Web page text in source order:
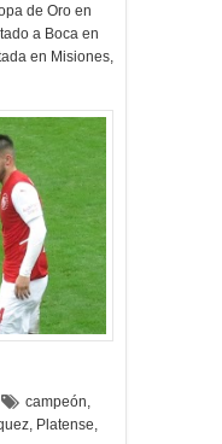
de Oro en
a Boca en
en Misiones,
campeón,
, Platense,